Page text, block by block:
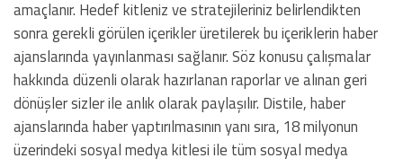
amaçlanır. Hedef kitleniz ve stratejileriniz belirlendikten
sonra gerekli görülen içerikler üretilerek bu içeriklerin haber
ajanslarında yayınlanması sağlanır. Söz konusu çalışmalar
hakkında düzenli olarak hazırlanan raporlar ve alınan geri
dönüşler sizler ile anlık olarak paylaşılır. Distile, haber
ajanslarında haber yaptırılmasının yanı sıra, 18 milyonun
üzerindeki sosyal medya kitlesi ile tüm sosyal medya